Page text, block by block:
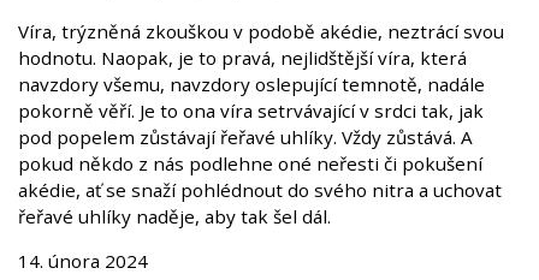
Víra, trýzněná zkouškou v podobě akédie, neztrácí svou
hodnotu. Naopak, je to pravá, nejlidštější víra, která
navzdory všemu, navzdory oslepující temnotě, nadále
pokorně věří. Je to ona víra setrvávající v srdci tak, jak
pod popelem zůstávají řeřavé uhlíky. Vždy zůstává. A
pokud někdo z nás podlehne oné neřesti či pokušení
akédie, ať se snaží pohlédnout do svého nitra a uchovat
řeřavé uhlíky naděje, aby tak šel dál.
14. února 2024